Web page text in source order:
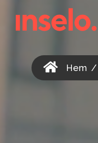
Hem /